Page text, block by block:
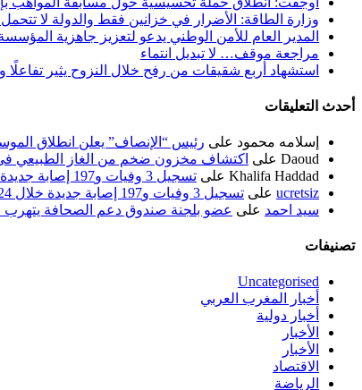
وزارة الطاقة: الأضرار في خزانين فقط والدولة لا
المدير العام للأمن الوطني يدعو لتعزيز جاهزية
مراجعة موقف… لا تبديل انتماء
استشهاد أربع شقيقات من رفح خلال النزوح يثير
أحدث التعليقات
إسلامه محمود على رئيس “الإنصاف” يعلن انطلاق الموسم
Daoud على اكتشاف مخزون ضخم من الغاز الطبيعي
Khalifa Haddad على تسجيل 3 وفيات و197 إصابة جديدة خلال 24 ساعة الماضية
ucretsiz على تسجيل 3 وفيات و197 إصابة جديدة خلال 24 ساعة الماضية
سيد احمد على عضو بلجنة صندوق دعم الصحافة
تصنيفات
Uncategorised
أخبار المغرب العربي
أخبار دولية
الأخبار
الأخبار
الاقتصاد
الرياضة